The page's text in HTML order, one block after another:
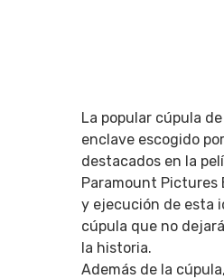
La popular cúpula
enclave escogido por
destacados en la
Paramount Pictures
y ejecución de esta
cúpula que no
la historia.
Además de la